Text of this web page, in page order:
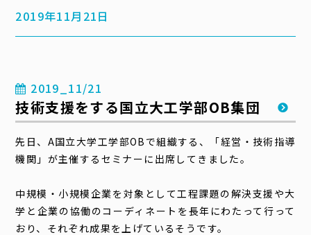
2019年11月21日
2019_11/21
技術支援をする国立大工学部OB集団
先日、A国立大学工学部OBで組織する、「経営・技術指導
機関」が主催するセミナーに出席してきました。
中規模・小規模企業を対象として工程課題の解決支援や大
学と企業の協働のコーディネートを長年にわたって行って
おり、それぞれ成果を上げているそうです。